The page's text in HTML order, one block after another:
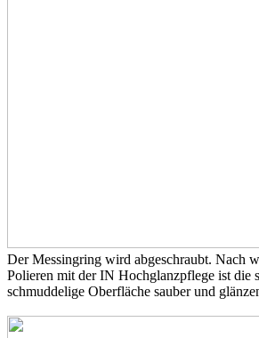
Der Messingring wird abgeschraubt. Nach
Polieren mit der IN Hochglanzpflege ist die
schmuddelige Oberfläche sauber und